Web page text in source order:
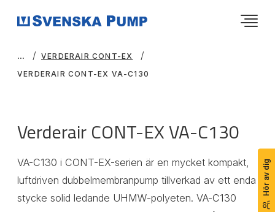
Hör av dig
VERDERAIR CONT-EX
VERDERAIR CONT-EX VA-C130
Verderair CONT-EX VA-C130
VA-C130 i CONT-EX-serien är en mycket kompakt,
luftdriven dubbelmembranpump tillverkad av ett enda
stycke solid ledande UHMW-polyeten. VA-C130